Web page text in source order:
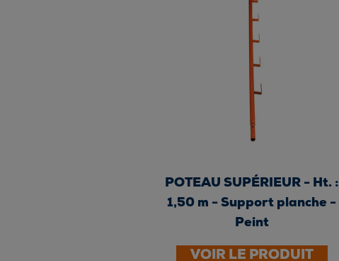
POTEAU SUPÉRIEUR - Ht. :
1,50 m - Support planche -
Peint
VOIR LE PRODUIT